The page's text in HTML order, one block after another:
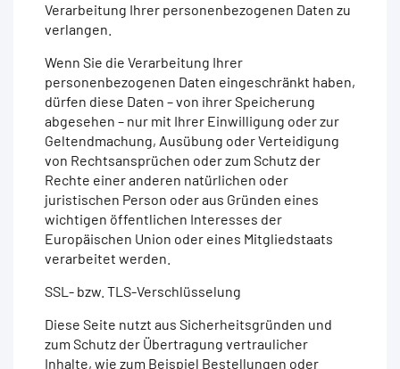
Verarbeitung Ihrer personenbezogenen Daten zu
verlangen.
Wenn Sie die Verarbeitung Ihrer
personenbezogenen Daten eingeschränkt haben,
dürfen diese Daten – von ihrer Speicherung
abgesehen – nur mit Ihrer Einwilligung oder zur
Geltendmachung, Ausübung oder Verteidigung
von Rechtsansprüchen oder zum Schutz der
Rechte einer anderen natürlichen oder
juristischen Person oder aus Gründen eines
wichtigen öffentlichen Interesses der
Europäischen Union oder eines Mitgliedstaats
verarbeitet werden.
SSL- bzw. TLS-Verschlüsselung
Diese Seite nutzt aus Sicherheitsgründen und
zum Schutz der Übertragung vertraulicher
Inhalte, wie zum Beispiel Bestellungen oder